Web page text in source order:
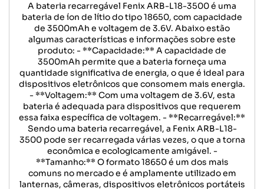
A bateria recarregável Fenix ARB-L18-3500 é uma
bateria de íon de lítio do tipo 18650, com capacidade
de 3500mAh e voltagem de 3.6V. Abaixo estão
algumas características e informações sobre este
produto: - **Capacidade:** A capacidade de
3500mAh permite que a bateria forneça uma
quantidade significativa de energia, o que é ideal para
dispositivos eletrônicos que consomem mais energia.
- **Voltagem:** Com uma voltagem de 3.6V, esta
bateria é adequada para dispositivos que requerem
essa faixa específica de voltagem. - **Recarregável:**
Sendo uma bateria recarregável, a Fenix ARB-L18-
3500 pode ser recarregada várias vezes, o que a torna
econômica e ecologicamente amigável. -
**Tamanho:** O formato 18650 é um dos mais
comuns no mercado e é amplamente utilizado em
lanternas, câmeras, dispositivos eletrônicos portáteis